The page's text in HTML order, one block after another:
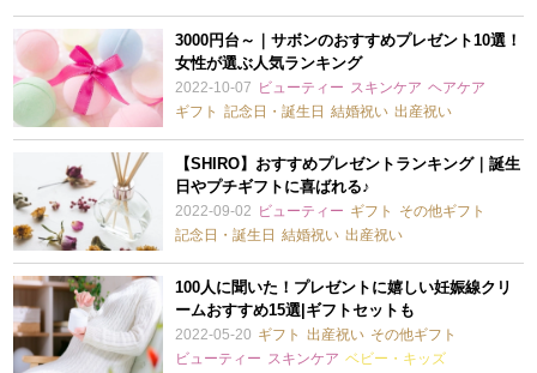
3000円台～｜サボンのおすすめプレゼント10選！
女性が選ぶ人気ランキング
2022-10-07 ビューティー スキンケア ヘアケア
ギフト 記念日・誕生日 結婚祝い 出産祝い
【SHIRO】おすすめプレゼントランキング｜誕生
日やプチギフトに喜ばれる♪
2022-09-02 ビューティー ギフト
その他ギフト
記念日・誕生日 結婚祝い 出産祝い
100人に聞いた！プレゼントに嬉しい妊娠線クリ
ームおすすめ15選|ギフトセットも
2022-05-20 ギフト 出産祝い その他ギフト
ビューティー スキンケア ベビー・キッズ